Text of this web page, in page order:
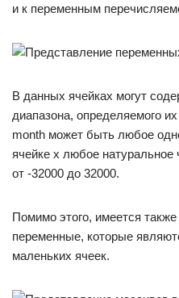
и к переменным
В данных ячейках могут
диапазона, определяемого
month может быть любое
ячейке x любое натуральное
от -32000 до 32000.
Помимо этого, имеется
переменные, которые
маленьких ячеек.